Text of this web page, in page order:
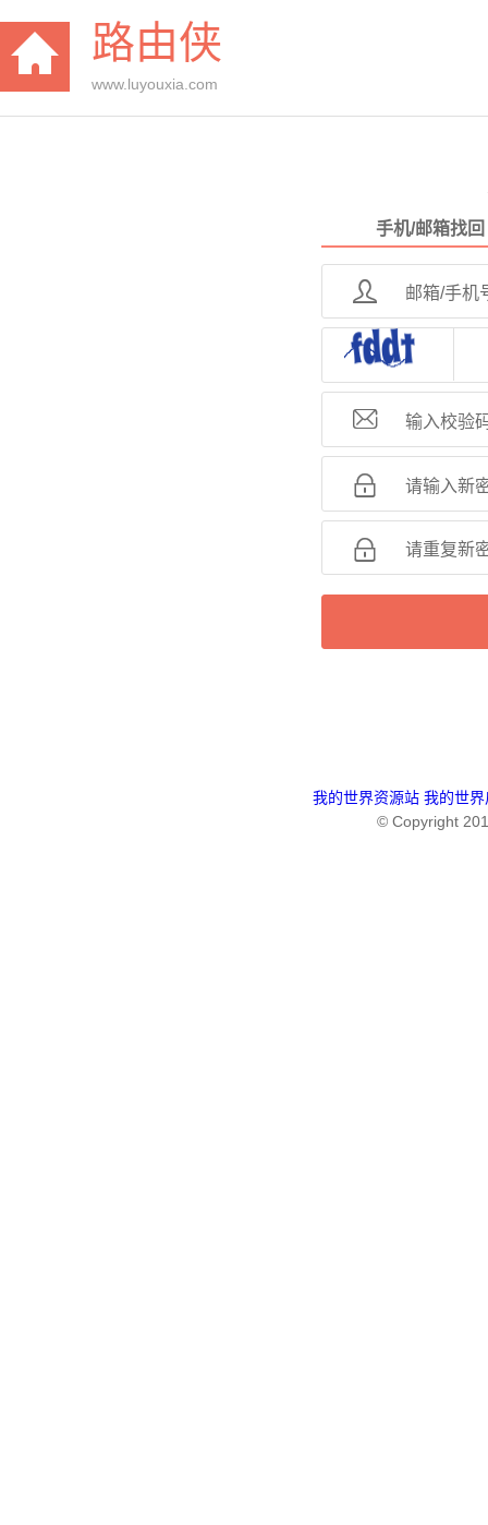
路由侠
www.luyouxia.com
手机/邮箱找回
 邮箱/手机
 输入校验
 请输入新
 请重复新
我的世界资源站 我的世界
© Copyright